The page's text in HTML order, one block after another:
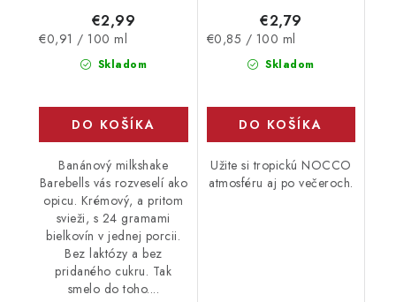
Skladom
€2,99
Jednotková
€0,91 / 100 ml
DO KOŠÍKA
Banánový milkshake
Barebells vás rozveselí ako
opicu. Krémový, a pritom
svieži, s 24 gramami
bielkovín v jednej porcii.
Bez laktózy a bez
pridaného cukru. Tak
smelo do toho....
Skladom
€2,79
Jednotková
€0,85 / 100 ml
DO KOŠÍKA
Užite si tropickú NOCCO
atmosféru aj po večeroch.